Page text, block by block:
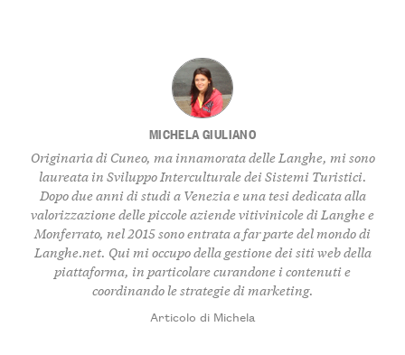
MICHELA GIULIANO
Originaria di Cuneo, ma innamorata delle Langhe, mi sono
laureata in Sviluppo Interculturale dei Sistemi Turistici.
Dopo due anni di studi a Venezia e una tesi dedicata alla
valorizzazione delle piccole aziende vitivinicole di Langhe e
Monferrato, nel 2015 sono entrata a far parte del mondo di
Langhe.net. Qui mi occupo della gestione dei siti web della
piattaforma, in particolare curandone i contenuti e
coordinando le strategie di marketing.
Articolo di Michela